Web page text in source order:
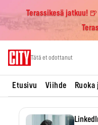
Terassikesä jatkuu!
Tätä et odottanut
Etusivu Viihde